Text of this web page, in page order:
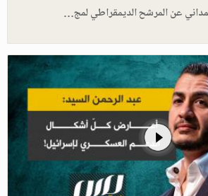
عن المرشح الديمقراطي لمج…